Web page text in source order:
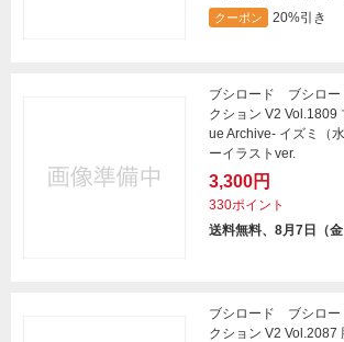
クーポン 20%引き
ブシロード ブシロー
クション V2 Vol.1809
ue Archive- イズミ（
ーイラストver.
3,300円
330ポイント
送料無料、8月7日（金
ブシロード ブシロー
クション V2 Vol.2087